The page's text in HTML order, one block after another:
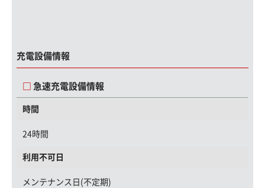
充電設備情報
急速充電設備情報
時間
24時間
利用不可日
メンテナンス日(不定期)